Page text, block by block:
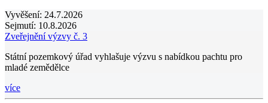
Vyvěšení: 24.7.2026
Sejmutí: 10.8.2026
Zveřejnění výzvy č. 3
Státní pozemkový úřad vyhlašuje výzvu s nabídkou pachtu pro
mladé zemědělce
více